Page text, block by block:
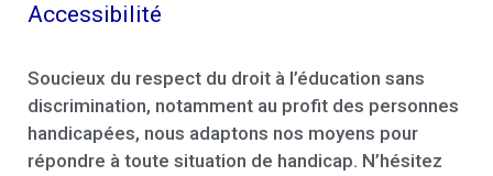
Accessibilité
Soucieux du respect du droit à l’éducation sans
discrimination, notamment au profit des personnes
handicapées, nous adaptons nos moyens pour
répondre à toute situation de handicap. N’hésitez